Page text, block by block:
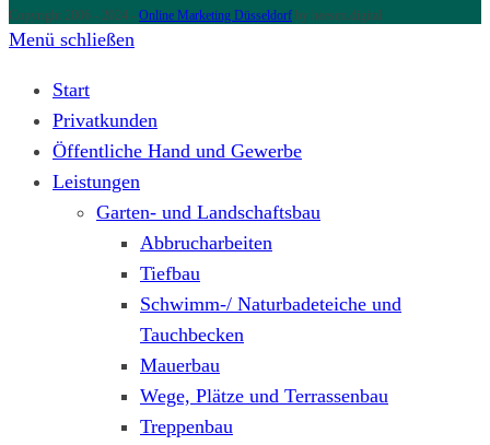
Copyright 2006 - 2024 - Online Marketing Düsseldorf by heesen.digital
Menü schließen
Start
Privatkunden
Öffentliche Hand und Gewerbe
Leistungen
Garten- und Landschaftsbau
Abbrucharbeiten
Tiefbau
Schwimm-/ Naturbadeteiche und
Tauchbecken
Mauerbau
Wege, Plätze und Terrassenbau
Treppenbau